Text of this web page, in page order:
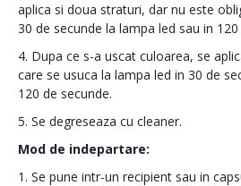
aplica si doua straturi, dar nu este
30 de secunde la lampa led sau in
4. Dupa ce s-a uscat culoarea, se
care se usuca la lampa led in 30 de
120 de secunde.
5. Se degreseaza cu cleaner.
Mod de indepartare:
1. Se pune intr-un recipient sau in